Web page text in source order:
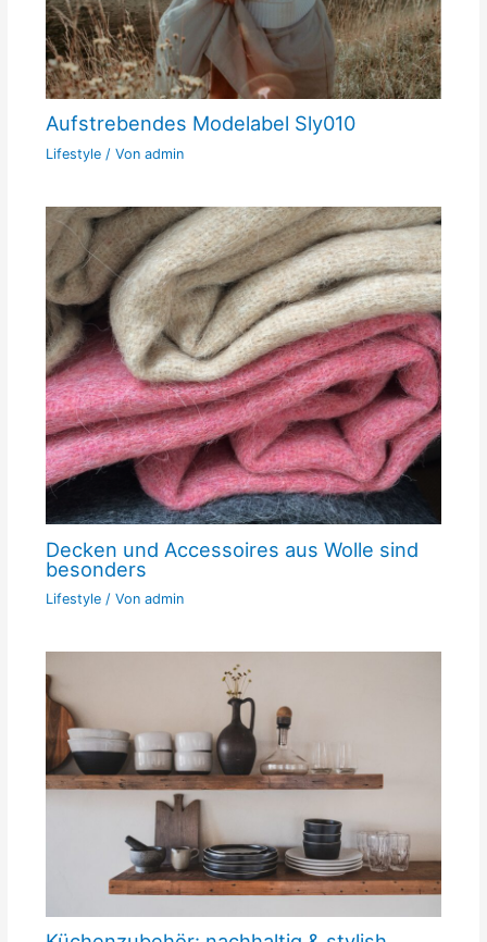
Aufstrebendes Modelabel Sly010
Lifestyle/ Von admin
Decken und Accessoires aus Wolle sind
besonders
Lifestyle/ Von admin